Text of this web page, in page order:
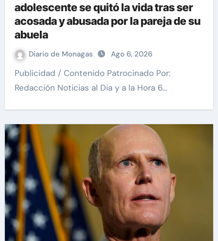
adolescente se quitó la vida tras ser
acosada y abusada por la pareja de su
abuela
Diario de Monagas Ago 6, 2026
Publicidad / Contenido Patrocinado Por:
Redacción Noticias al Dia y a la Hora 6…